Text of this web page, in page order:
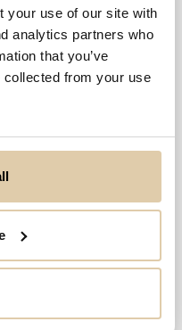
your use of our site with
analytics partners who
that you’ve
collected from your use